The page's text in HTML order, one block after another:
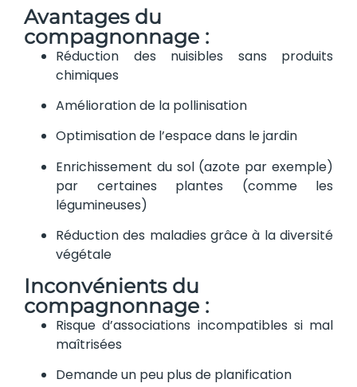
Avantages du
compagnonnage :
Réduction des nuisibles sans produits
chimiques
Amélioration de la pollinisation
Optimisation de l’espace dans le jardin
Enrichissement du sol (azote par exemple)
par certaines plantes (comme les
légumineuses)
Réduction des maladies grâce à la diversité
végétale
Inconvénients du
compagnonnage :
Risque d’associations incompatibles si mal
maîtrisées
Demande un peu plus de planification